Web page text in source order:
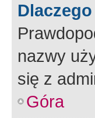
nazwy
się z
Góra